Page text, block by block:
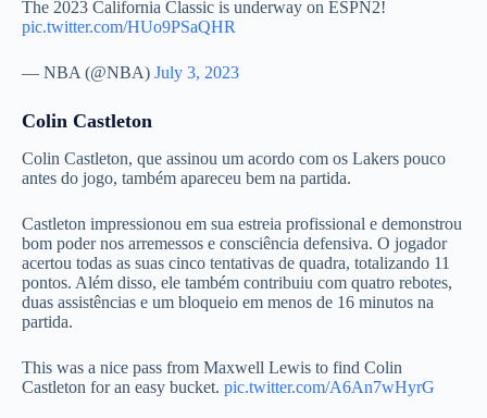
The 2023 California Classic is underway on ESPN2!
pic.twitter.com/HUo9PSaQHR
— NBA (@NBA) July 3, 2023
Colin Castleton
Colin Castleton, que assinou um acordo com os Lakers pouco
antes do jogo, também apareceu bem na partida.
Castleton impressionou em sua estreia profissional e demonstrou
bom poder nos arremessos e consciência defensiva. O jogador
acertou todas as suas cinco tentativas de quadra, totalizando 11
pontos. Além disso, ele também contribuiu com quatro rebotes,
duas assistências e um bloqueio em menos de 16 minutos na
partida.
This was a nice pass from Maxwell Lewis to find Colin
Castleton for an easy bucket. pic.twitter.com/A6An7wHyrG